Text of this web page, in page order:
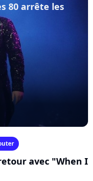
80 arrête les
avec "When I